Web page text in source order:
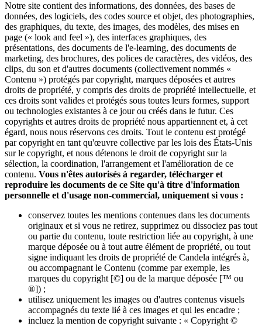
Notre site contient des informations, des données, des bases de
données, des logiciels, des codes source et objet, des photographies,
des graphiques, du texte, des images, des modèles, des mises en
page (« look and feel »), des interfaces graphiques, des
présentations, des documents de l'e-learning, des documents de
marketing, des brochures, des polices de caractères, des vidéos, des
clips, du son et d'autres documents (collectivement nommés «
Contenu ») protégés par copyright, marques déposées et autres
droits de propriété, y compris des droits de propriété intellectuelle, et
ces droits sont valides et protégés sous toutes leurs formes, support
ou technologies existantes à ce jour ou créés dans le futur. Ces
copyrights et autres droits de propriété nous appartiennent et, à cet
égard, nous nous réservons ces droits. Tout le contenu est protégé
par copyright en tant qu'œuvre collective par les lois des États-Unis
sur le copyright, et nous détenons le droit de copyright sur la
sélection, la coordination, l'arrangement et l'amélioration de ce
contenu. Vous n'êtes autorisés à regarder, télécharger et
reproduire les documents de ce Site qu'à titre d'information
personnelle et d'usage non-commercial, uniquement si vous :
conservez toutes les mentions contenues dans les documents
originaux et si vous ne retirez, supprimez ou dissociez pas tout
ou partie du contenu, toute restriction liée au copyright, à une
marque déposée ou à tout autre élément de propriété, ou tout
signe indiquant les droits de propriété de Candela intégrés à,
ou accompagnant le Contenu (comme par exemple, les
marques du copyright [©] ou de la marque déposée [™ ou
®]) ;
utilisez uniquement les images ou d'autres contenus visuels
accompagnés du texte lié à ces images et qui les encadre ;
incluez la mention de copyright suivante : « Copyright ©